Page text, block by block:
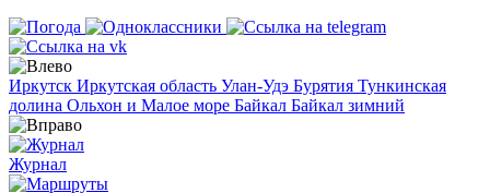
Иркутск Иркутская область Улан-Удэ Бурятия Тункинская
долина Ольхон и Малое море Байкал Байкал зимний
Журнал